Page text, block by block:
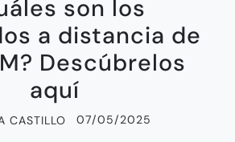
son los
a distancia de
Descúbrelos
aquí
CASTILLO 07/05/2025